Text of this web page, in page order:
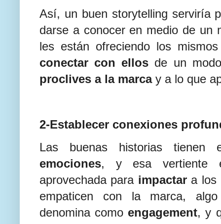
Así, un buen storytelling serviría
darse a conocer en medio de un
les están ofreciendo los
conectar con ellos de un
proclives a la marcay a lo que
2-Establecer conexiones
Las buenas historias tienen
emociones, y esa vertiente
aprovechada para impactar a los
empaticen con la marca,
denomina como engagement, y